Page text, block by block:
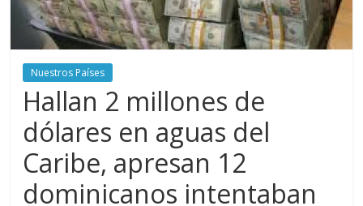
Nuestros Países
Hallan 2 millones de
dólares en aguas del
Caribe, apresan 12
dominicanos intentaban